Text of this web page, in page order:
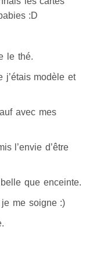
:D
le thé.
j’étais modèle et
avec mes
l’envie d’être
que enceinte.
me soigne :)